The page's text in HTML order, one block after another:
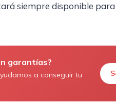
siempre disponible
garantías?
a conseguir tu